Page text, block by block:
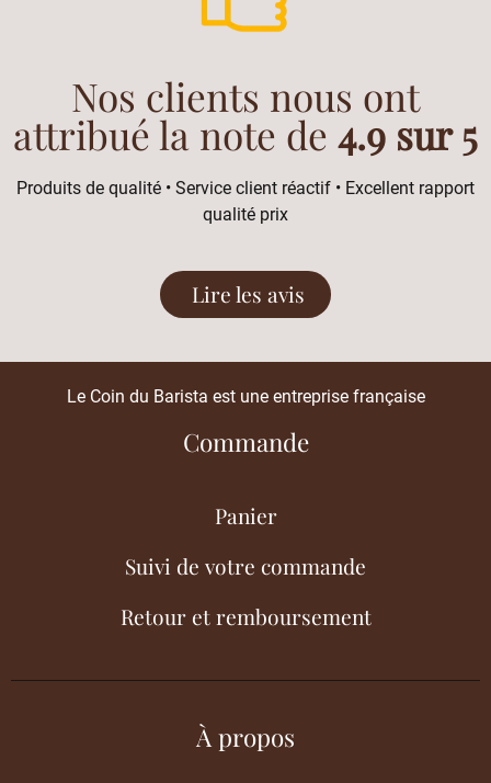
Nos clients nous ont
attribué la note de 4.9 sur 5
Produits de qualité • Service client réactif • Excellent rapport
qualité prix
Lire les avis
Le Coin du Barista est une entreprise française
Commande
Panier
Suivi de votre commande
Retour et remboursement
À propos